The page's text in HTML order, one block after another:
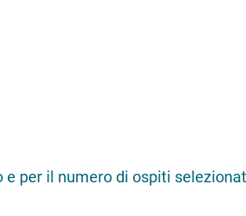
per il numero di ospiti